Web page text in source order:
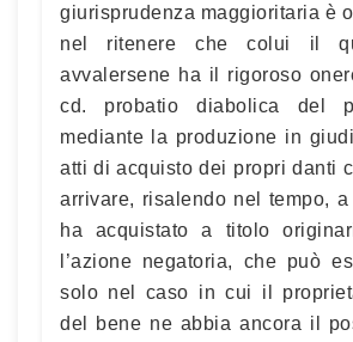
giurisprudenza maggioritaria è
nel ritenere che colui il
avvalersene ha il rigoroso
cd. probatio diabolica del
mediante la produzione in
atti di acquisto dei propri danti
arrivare, risalendo nel tempo,
ha acquistato a titolo
l’azione negatoria, che può
solo nel caso in cui il
del bene ne abbia ancora il